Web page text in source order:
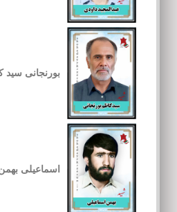
بورنجانی سید
اسماعیلی